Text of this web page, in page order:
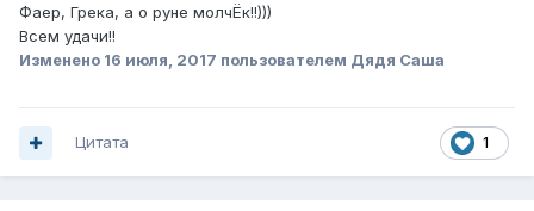
Фаер, Грека, а о руне молчЁк!!)))
Всем удачи!!
Изменено 16 июля, 2017 пользователем Дядя Саша
1
Цитата